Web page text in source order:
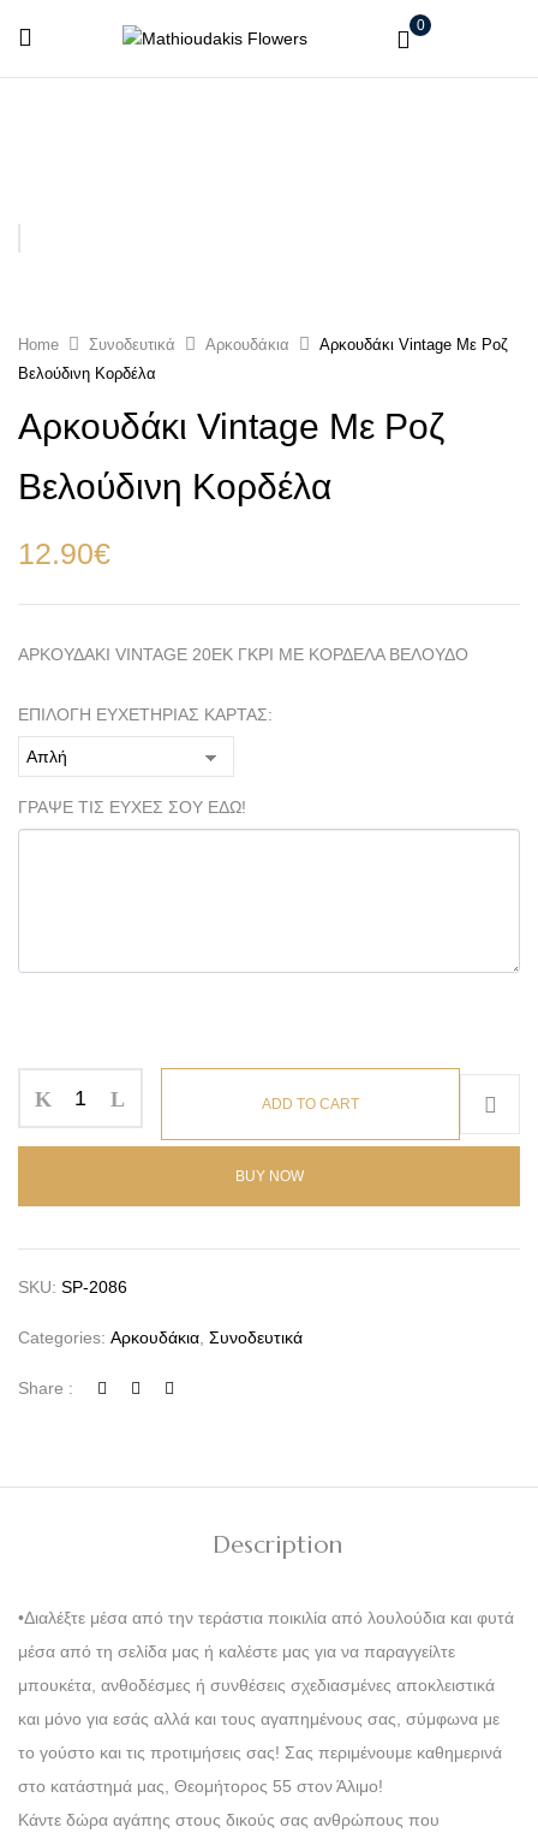
0
Home Συνοδευτικά Αρκουδάκια
Αρκουδάκι Vintage Με Ροζ
Βελούδινη Κορδέλα
Αρκουδάκι Vintage Με Ροζ
Βελούδινη Κορδέλα
12.90€
ΑΡΚΟΥΔΑΚΙ VINTAGE 20ΕΚ ΓΚΡΙ ΜΕ ΚΟΡΔΕΛΑ ΒΕΛΟΥΔΟ
ΕΠΙΛΟΓΗ ΕΥΧΕΤΗΡΙΑΣ ΚΑΡΤΑΣ:
ΓΡΑΨΕ ΤΙΣ ΕΥΧΕΣ ΣΟΥ ΕΔΩ!
ADD TO CART
BUY NOW
SKU: SP-2086
Categories: Αρκουδάκια, Συνοδευτικά
Share :
Description
•Διαλέξτε μέσα από την τεράστια ποικιλία από λουλούδια και φυτά
μέσα από τη σελίδα μας ή καλέστε μας για να παραγγείλτε
μπουκέτα, ανθοδέσμες ή συνθέσεις σχεδιασμένες αποκλειστικά
και μόνο για εσάς αλλά και τους αγαπημένους σας, σύμφωνα με
το γούστο και τις προτιμήσεις σας! Σας περιμένουμε καθημερινά
στο κατάστημά μας, Θεομήτορος 55 στον Άλιμο!
Κάντε δώρα αγάπης στους δικούς σας ανθρώπους που